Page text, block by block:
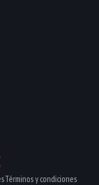
Términos y condiciones